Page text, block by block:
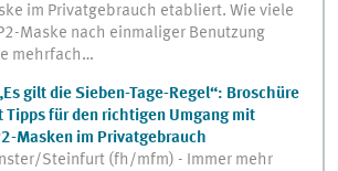
im Privatgebrauch etabliert. Wie viele
Maske nach einmaliger Benutzung
mehrfach…
gilt die Sieben-Tage-Regel“: Broschüre
Tipps für den richtigen Umgang mit
Masken im Privatgebrauch
Steinfurt (fh/mfm) - Immer mehr